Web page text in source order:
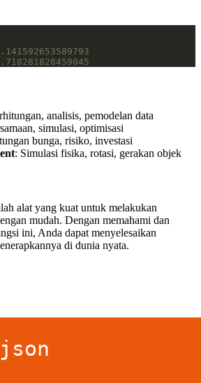
analisis, pemodelan data
simulasi, optimisasi
bunga, risiko, investasi
: Simulasi fisika, rotasi, gerakan objek
alat yang kuat untuk melakukan
mudah. Dengan memahami dan
ini, Anda dapat menyelesaikan
di dunia nyata.